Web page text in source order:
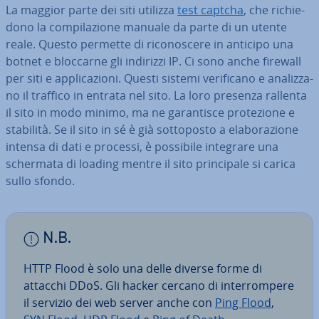
La maggior parte dei siti utilizza test captcha, che ri­chie­
do­no la com­pi­la­zio­ne manuale da parte di un utente
reale. Questo permette di ri­co­no­sce­re in anticipo una
botnet e bloccarne gli indirizzi IP. Ci sono anche firewall
per siti e ap­pli­ca­zio­ni. Questi sistemi ve­ri­fi­ca­no e ana­liz­za­
no il traffico in entrata nel sito. La loro presenza rallenta
il sito in modo minimo, ma ne ga­ran­ti­sce pro­te­zio­ne e
stabilità. Se il sito in sé è già sot­to­po­sto a ela­bo­ra­zio­ne
intensa di dati e processi, è possibile integrare una
schermata di loading mentre il sito prin­ci­pa­le si carica
sullo sfondo.
N.B.
HTTP Flood è solo una delle diverse forme di
attacchi DDoS. Gli hacker cercano di in­ter­rom­pe­re
il servizio dei web server anche con Ping Flood,